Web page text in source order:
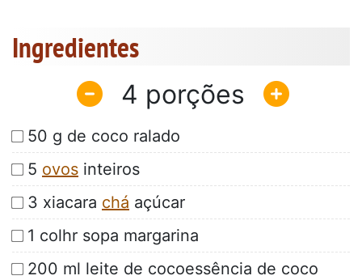
Ingredientes
4
50 g de coco ralado
5 ovos inteiros
3 xiacara chá açúcar
1 colhr sopa margarina
200 ml leite de cocoessência de coco